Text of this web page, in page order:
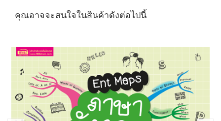
คุณอาจจะสนใจในสินค้าดังต่อไปนี้